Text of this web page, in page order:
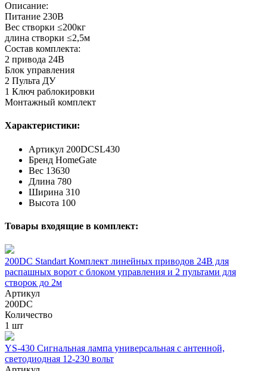
Описание:
Питание 230В
Вес створки ≤200кг
длина створки ≤2,5м
Состав комплекта:
2 привода 24В
Блок управления
2 Пульта ДУ
1 Ключ раблокировки
Монтажный комплект
Характеристики:
Артикул 200DCSL430
Бренд HomeGate
Вес 13630
Длина 780
Ширина 310
Высота 100
Товары входящие в комплект:
200DC Standart Комплект линейных приводов 24В для
распашных ворот с блоком управления и 2 пультами для
створок до 2м
Артикул
200DC
Количество
1 шт
YS-430 Сигнальная лампа универсальная с антенной,
светодиодная 12-230 вольт